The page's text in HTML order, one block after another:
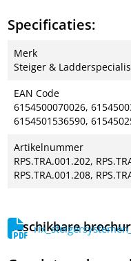
Specificaties:
Merk
Steiger &
EAN Code
6154500070026,
6154501536590,
Artikelnummer
RPS.TRA.001.202,
RPS.TRA.001.208,
Beschikbare